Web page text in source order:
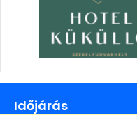
Időjárás